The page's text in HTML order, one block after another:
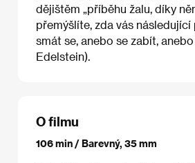
dějištěm „příběhu žalu, díky
přemýšlíte, zda vás
smát se, anebo se zabít,
Edelstein).
O filmu
106 min / Barevný, 35 mm